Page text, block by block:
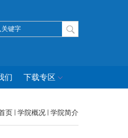
们 下载专区
页 学院概况 学院简介